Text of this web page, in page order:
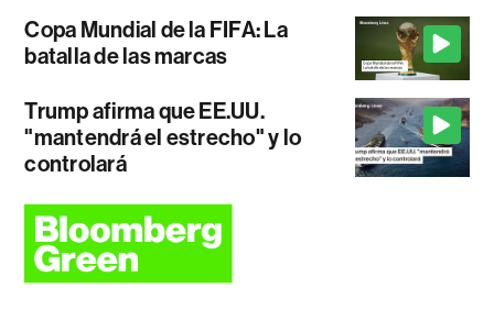
Copa Mundial de la FIFA: La
batalla de las marcas
Trump afirma que EE.UU.
"mantendrá el estrecho" y lo
controlará